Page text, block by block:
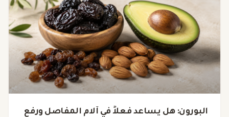
البورون: هل يساعد فعلاً في آلام المفاصل ورفع